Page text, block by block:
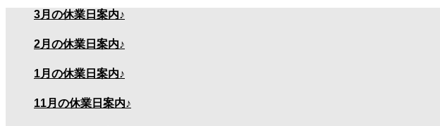
3月の休業日案内♪
2月の休業日案内♪
1月の休業日案内♪
11月の休業日案内♪